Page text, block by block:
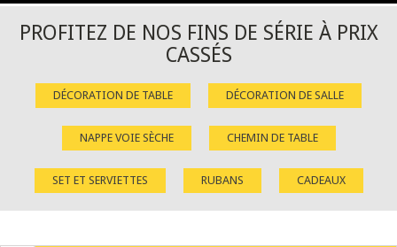
PROFITEZ DE NOS FINS DE SÉRIE À PRIX
CASSÉS
DÉCORATION DE TABLE DÉCORATION DE SALLE
NAPPE VOIE SÈCHE CHEMIN DE TABLE
SET ET SERVIETTES RUBANS CADEAUX